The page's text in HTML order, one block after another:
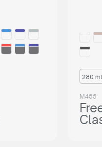
280 ml
M455